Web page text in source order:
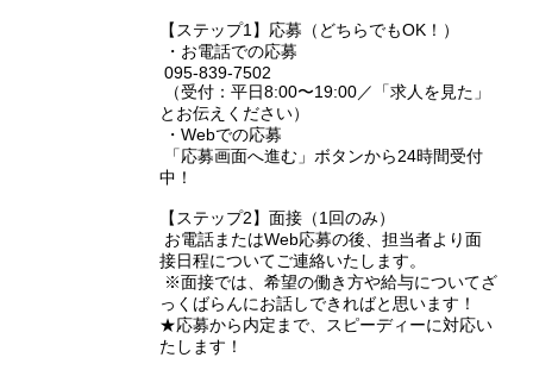
【ステップ1】応募（どちらでもOK！）
・お電話での応募
095-839-7502
（受付：平日8:00〜19:00／「求人を見た」
とお伝えください）
・Webでの応募
「応募画面へ進む」ボタンから24時間受付
中！
【ステップ2】面接（1回のみ）
お電話またはWeb応募の後、担当者より面
接日程についてご連絡いたします。
※面接では、希望の働き方や給与についてざ
っくばらんにお話しできればと思います！
★応募から内定まで、スピーディーに対応い
たします！